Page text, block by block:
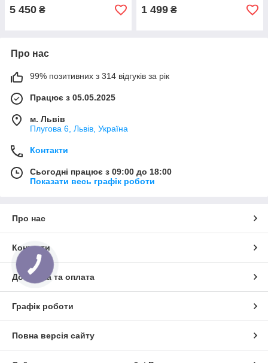
5 450 ₴ 1 499 ₴
Про нас
99% позитивних з 314 відгуків за рік
Працює з 05.05.2025
м. Львів
Плугова 6, Львів, Україна
Контакти
Сьогодні працює з 09:00 до 18:00
Показати весь графік роботи
Про нас
Контакти
Доставка та оплата
Графік роботи
Повна версія сайту
КНОПКА
ЗВ'ЯЗКУ